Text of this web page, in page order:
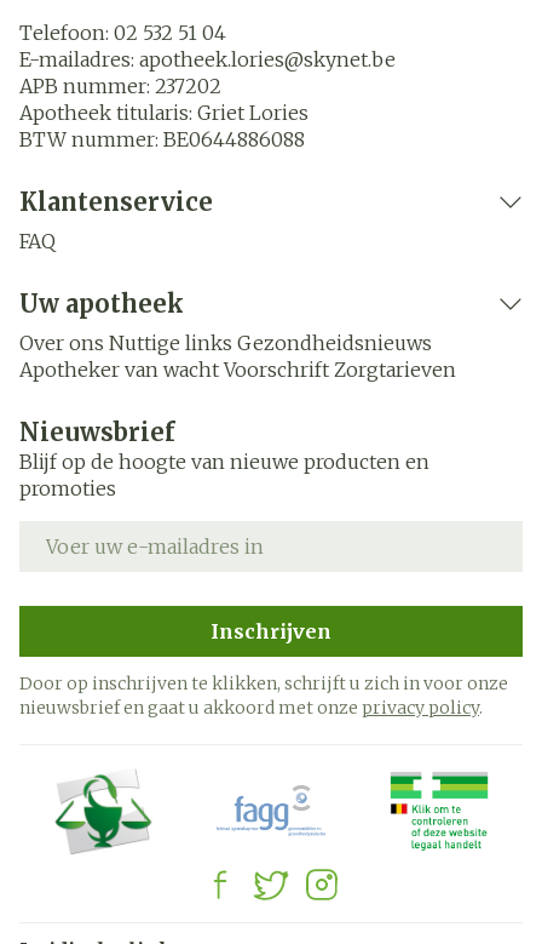
Telefoon: 02 532 51 04
E-mailadres: apotheek.lories@skynet.be
APB nummer: 237202
Apotheek titularis: Griet Lories
BTW nummer: BE0644886088
Klantenservice
FAQ
Uw apotheek
Over ons Nuttige links Gezondheidsnieuws
Apotheker van wacht Voorschrift Zorgtarieven
Nieuwsbrief
Blijf op de hoogte van nieuwe producten en
promoties
Inschrijven
Door op inschrijven te klikken, schrijft u zich in voor onze
nieuwsbrief en gaat u akkoord met onze privacy policy.